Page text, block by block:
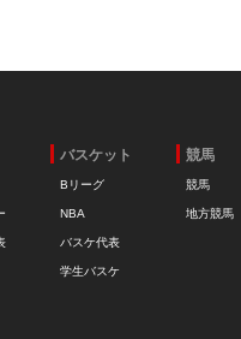
バスケット
Bリーグ
NBA
バスケ代表
学生バスケ
競馬
競馬
地方競馬